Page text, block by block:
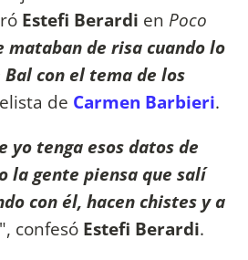
Estefi Berardi en Poco
mataban de risa cuando lo
con el tema de los
de Carmen Barbieri.
yo tenga esos datos de
la gente piensa que salí
con él, hacen chistes y a
", confesó Estefi Berardi.